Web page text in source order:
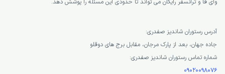
وای فا و ترانسفر رایگان می تواند تا حدودی این مسئله را پوشش دهد.
آدرس رستوران شاندیز صفدری:
جاده جهان، بعد از پارک مرجان، مقابل برج های دوقلو
شماره تماس رستوران شاندیز صفدری:
09020098076